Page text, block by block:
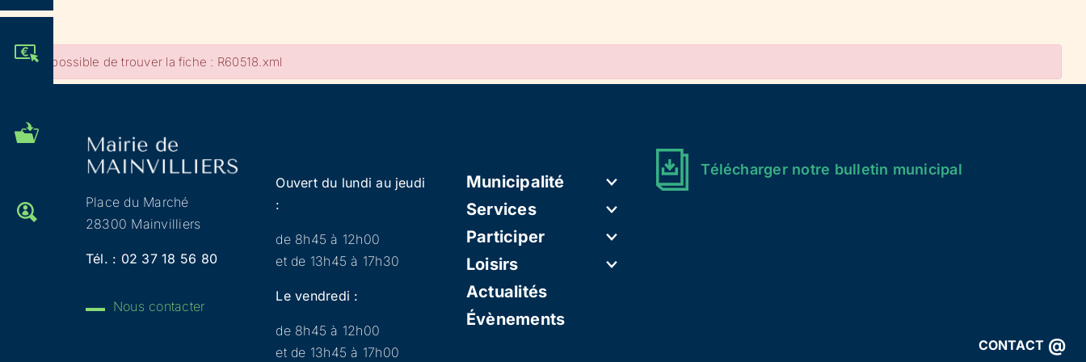
ADMINISTRATIVES
OFFRES D'EMPLOI
CONTACT @
Impossible de trouver la fiche : R60518.xml
Place du Marché
28300 Mainvilliers
Tél. : 02 37 18 56 80
Nous contacter
Ouvert du lundi au jeudi
:
de 8h45 à 12h00
et de 13h45 à 17h30
Le vendredi :
de 8h45 à 12h00
et de 13h45 à 17h00
Municipalité
Services
Participer
Loisirs
Actualités
Évènements
Télécharger notre bulletin municipal